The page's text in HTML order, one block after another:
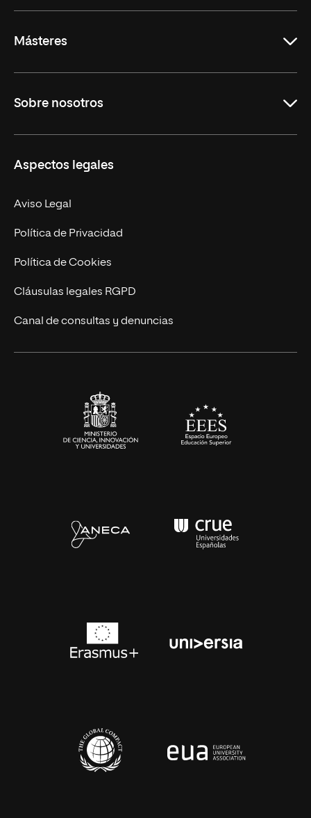
Másteres
Derecho
Empresa
MBA
Marketing y Comunicación
Ingeniería
Diseño
Ciencias de la Salud
Sobre nosotros
Nuestro Equipo
Contacto
Aspectos legales
Aviso Legal
Política de Privacidad
Política de Cookies
Cláusulas legales RGPD
Canal de consultas y denuncias